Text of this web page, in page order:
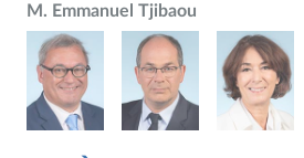
M. Emmanuel Tjibaou